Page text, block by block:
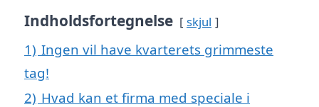
Indholdsfortegnelse skjul
1) Ingen vil have kvarterets grimmeste
tag!
2) Hvad kan et firma med speciale i